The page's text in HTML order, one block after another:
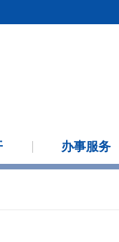
办事服务